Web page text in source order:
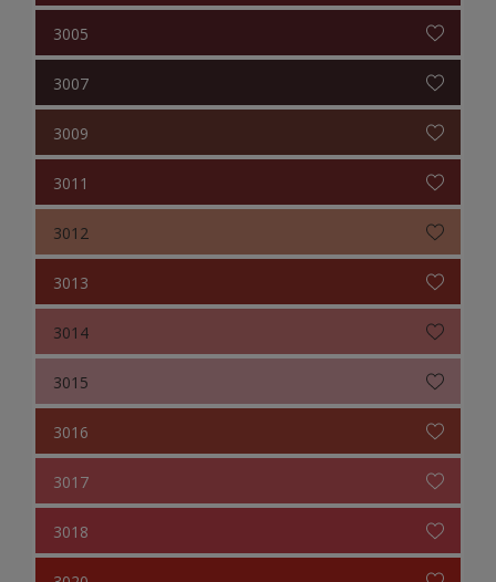
3005
3007
3009
3011
3012
3013
3014
3015
3016
3017
3018